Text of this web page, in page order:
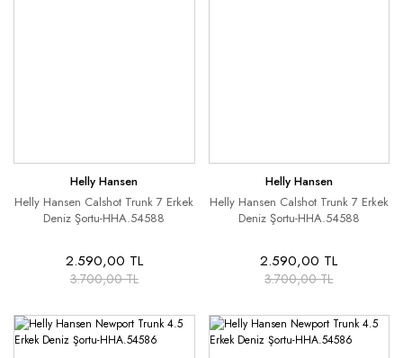
Helly Hansen
Helly Hansen Calshot Trunk 7 Erkek
Deniz Şortu-HHA.54588
2.590,00 TL
3.700,00 TL
Helly Hansen
Helly Hansen Calshot Trunk 7 Erkek
Deniz Şortu-HHA.54588
2.590,00 TL
3.700,00 TL